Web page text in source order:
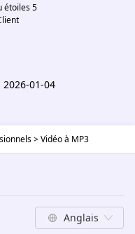
étoiles 5
01-04
>Vidéo à MP3
Anglais